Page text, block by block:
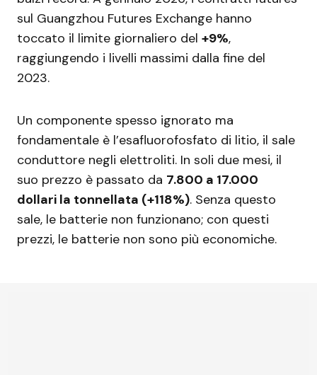
sul Guangzhou Futures Exchange hanno
toccato il limite giornaliero del +9%,
raggiungendo i livelli massimi dalla fine del
2023.
Un componente spesso ignorato ma
fondamentale è l’esafluorofosfato di litio, il sale
conduttore negli elettroliti. In soli due mesi, il
suo prezzo è passato da 7.800 a 17.000
dollari la tonnellata (+118%). Senza questo
sale, le batterie non funzionano; con questi
prezzi, le batterie non sono più economiche.